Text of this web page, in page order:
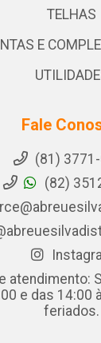
TELHAS
E
Fale
(81)
(82)
atendimento:
e das 14:00
feriados.